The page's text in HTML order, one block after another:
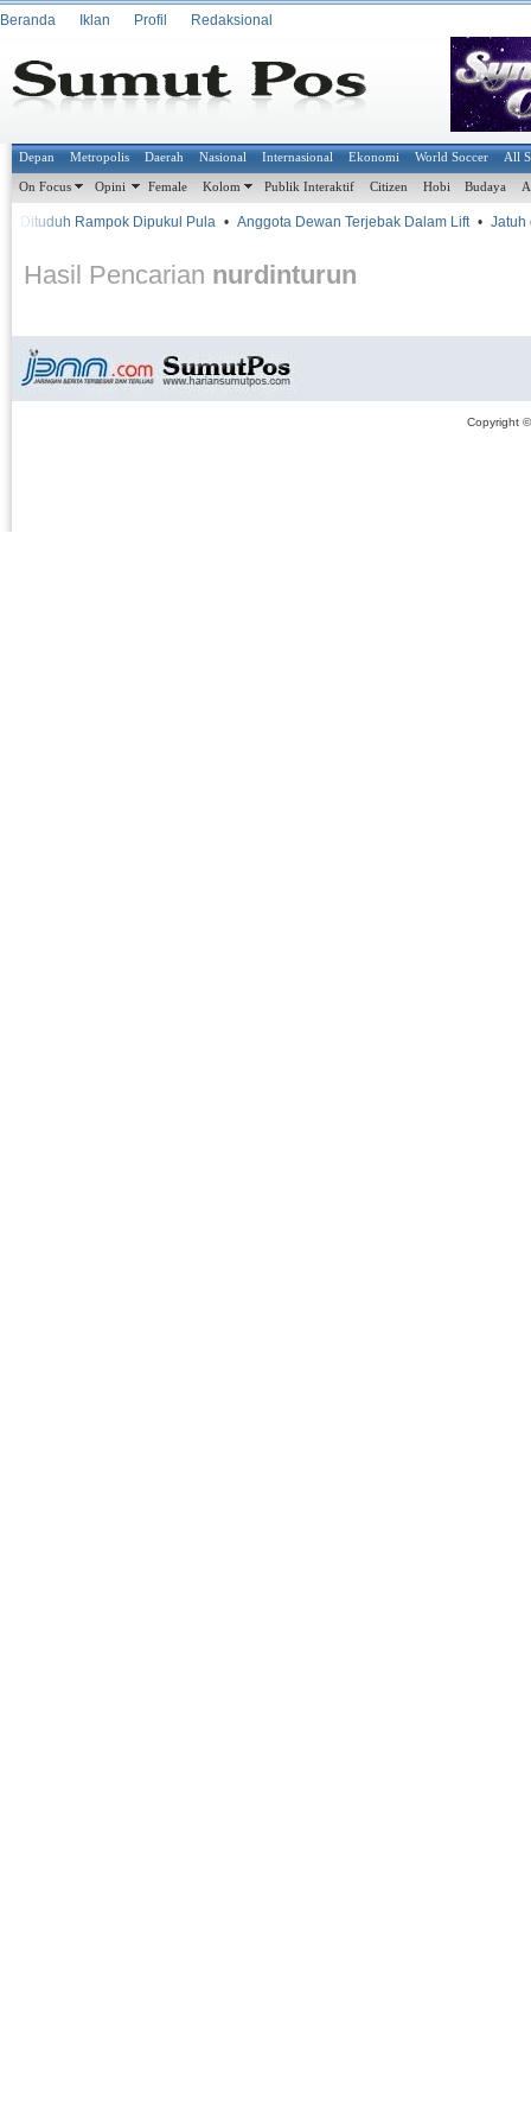
Beranda Iklan Profil Redaksional
Depan Metropolis Daerah Nasional Internasional Ekonomi World Soccer All
On Focus Opini Female Kolom Publik Interaktif Citizen Hobi Budaya
Dituduh Rampok Dipukul Pula • Anggota Dewan Terjebak Dalam Lift • Jatuh
Hasil Pencarian nurdinturun
Copyright